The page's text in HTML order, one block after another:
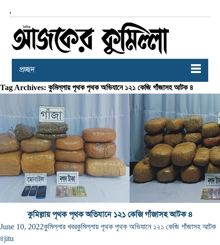
,
প্রচ্ছদ
Tag Archives: কুমিল্লায় পৃথক পৃথক অভিযানে ১২১ কেজি গাঁজাসহ আটক ৪
কুমিল্লায় পৃথক পৃথক অভিযানে ১২১ কেজি গাঁজাসহ আটক ৪
June 10, 2022কুমিল্লার খবরকুমিল্লায় পৃথক পৃথক অভিযানে ১২১ কেজি গাঁজাসহ আটক
৪jitu